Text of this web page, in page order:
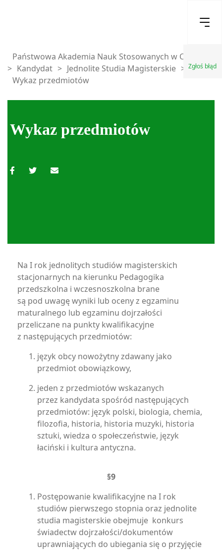
Zgłoś błąd
Państwowa Akademia Nauk Stosowanych w Chełmie
> Kandydat > Jednolite Studia Magisterskie >
Wykaz przedmiotów
Wykaz przedmiotów
Na I rok jednolitych studiów magisterskich
stacjonarnych na kierunku Pedagogika
przedszkolna i wczesnoszkolna brane
są pod uwagę wyniki lub oceny z egzaminu
maturalnego lub egzaminu dojrzałości
przeliczane na punkty kwalifikacyjne
z następujących przedmiotów:
język obcy nowożytny zdawany jako
przedmiot obowiązkowy,
jeden z przedmiotów wskazanych
przez kandydata spośród następujących
przedmiotów: język polski, biologia, chemia,
filozofia, historia, historia muzyki, historia
sztuki, wiedza o społeczeństwie, język
łaciński i kultura antyczna.
§9
Postępowanie kwalifikacyjne na I rok
studiów pierwszego stopnia oraz jednolite
studia magisterskie obejmuje konkurs
świadectw dojrzałości/dokumentów
uprawniających do ubiegania się o przyjęcie